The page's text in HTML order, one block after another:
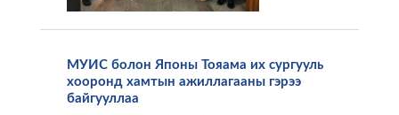
МУИС болон Японы Тояама их сургууль
хооронд хамтын ажиллагааны гэрээ
байгууллаа